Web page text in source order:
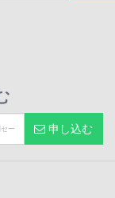
申し込む